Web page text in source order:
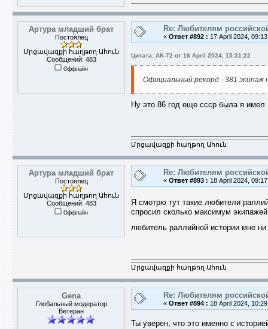
Артура младший брат
Постоялец
Մրցավազքի հաղթող Ահուն
Сообщений: 483
Оффлайн
Re: Любителям
« Ответ #892 : 17 April 2024,
Цитата: AK-72 от 16 April 2024, 15:31:22
Официальный рекорд - 381
Ну это 86 год еще ссср была я имел
Մրցավազքի հաղթող Ահուն
Артура младший брат
Постоялец
Մրցավազքի հաղթող Ահուն
Сообщений: 483
Оффлайн
Re: Любителям
« Ответ #893 : 18 April 2024,
Я смотрю тут такие любители
спросил сколько максимум
любитель раллийной истории мне
Մրցավազքի հաղթող Ահուն
Gena
Глобальный модератор
Ветеран
Re: Любителям
« Ответ #894 : 18 April 2024,
Ты уверен, что это именно с